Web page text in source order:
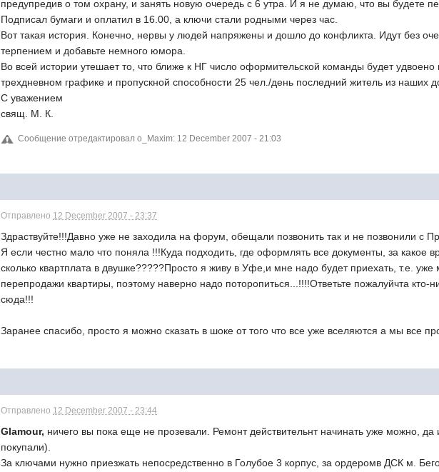
предупредив о том охрану, и занять новую очередь с 6 утра. И я не думаю, что вы будете
Подписал бумаги и оплатил в 16.00, а ключи стали родными через час.
Вот такая история. Конечно, нервы у людей напряжены и дошло до конфликта. Идут без
терпением и добавьте немного юмора.
Во всей истории утешает то, что ближе к НГ число оформительской команды будет удвоено
трехдневном графике и пропускной способности 25 чел./день последний житель из наших
С уважением
свящ. М. К.
Сообщение отредактировал o_Maxim: 12 December 2007 - 21:03
Отправлено 12 December 2007 - 23:37
Здраствуйте!!!Давно уже не заходила на форум, обещали позвонить так и не позвонили с
Я если честно мало что поняла !!!Куда подходить, где оформлять все документы, за какое
сколько квартплата в двушке?????Просто я живу в Уфе,и мне надо будет приехать, т.е.
перепродажи квартиры, поэтому наверно надо поторопиться...!!!!Ответьте пожалуйчта
сюда!!!
Заранее спасибо, просто я можно сказать в шоке от того что все уже вселяются а мы все
Отправлено 12 December 2007 - 23:44
Glamour, ничего вы пока еще не прозевали. Ремонт действительнт начинать уже можно,
покупали).
За ключами нужно приезжать непосредственно в Голубое 3 корпус, за ордеромв ДСК м.